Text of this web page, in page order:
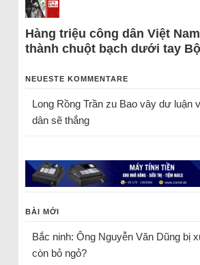
Hàng triệu công dân Việt
thành chuột bạch dưới tay
NEUESTE KOMMENTARE
Long Rồng Trầnzu Bao vây dư luận
dân sẽ thắng
BÀI MỚI
Bắc ninh: Ông Nguyễn Văn Dũng bị
còn bỏ ngỏ?